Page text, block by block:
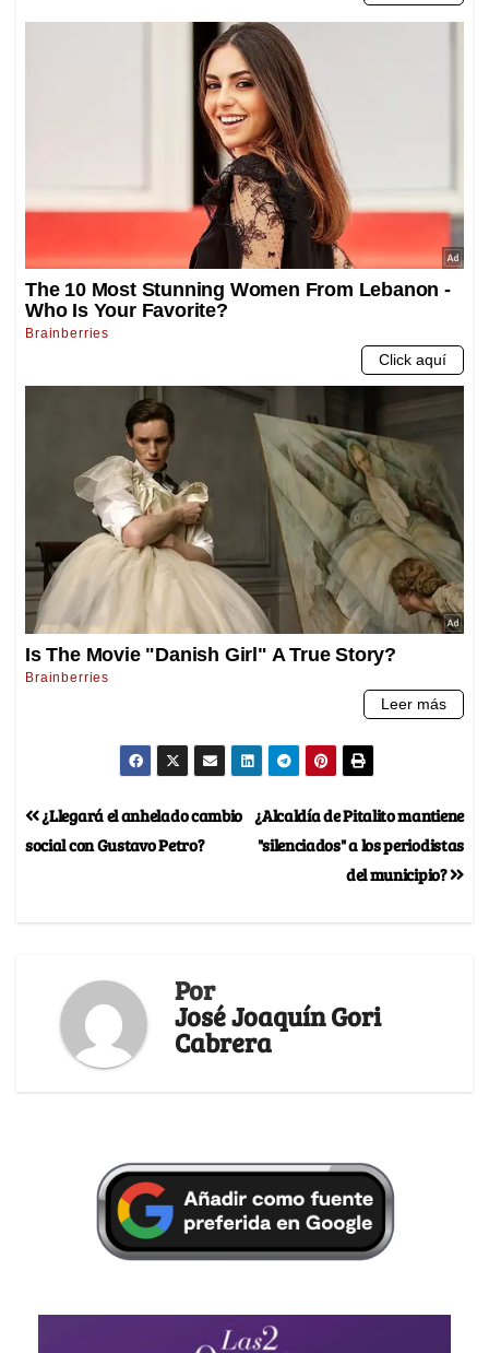
¿Alcaldía de Pitalito mantiene
"silenciados" a los periodistas
del municipio?
¿Llegará el anhelado cambio
social con Gustavo Petro?
Por
José Joaquín Gori
Cabrera